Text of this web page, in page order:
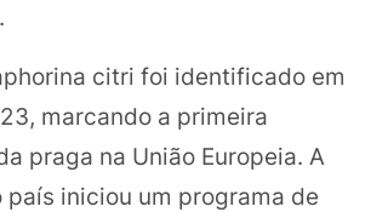
citri foi identificado em
marcando a primeira
praga na União Europeia. A
iniciou um programa de